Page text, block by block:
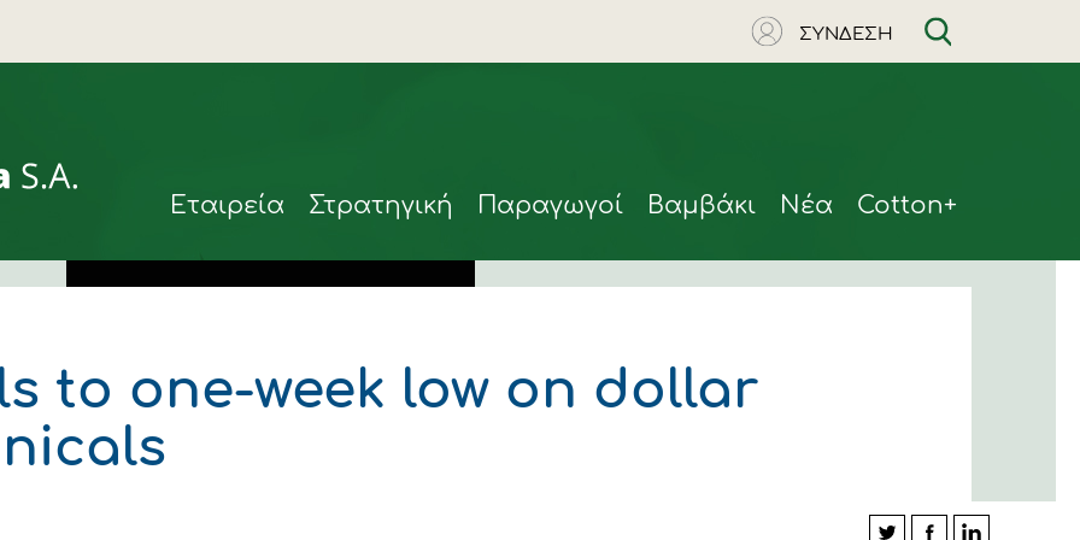
ΣΥΝΔΕΣΗ
Eταιρεία Στρατηγική Παραγωγοί Βαμβάκι Νέα Cotton+
to one-week low on dollar